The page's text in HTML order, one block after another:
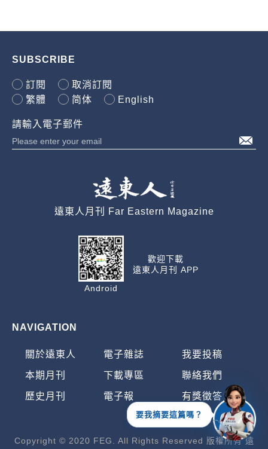
SUBSCRIBE
訂閱
取消訂閱
繁體
简体 English
請輸入電子郵件
遠東人月刊 Far Eastern Magazine
Android
歡迎下載
遠東人月刊 APP
NAVIGATION
關於遠東人 電子雜誌 我要投稿
本期月刊 下載專區 聯絡我們
歷史月刊 電子報 有獎徵答
Copyright © 2020 FEG. All Rights Reserved 版權所有 遠
要我摘要這篇嗎？